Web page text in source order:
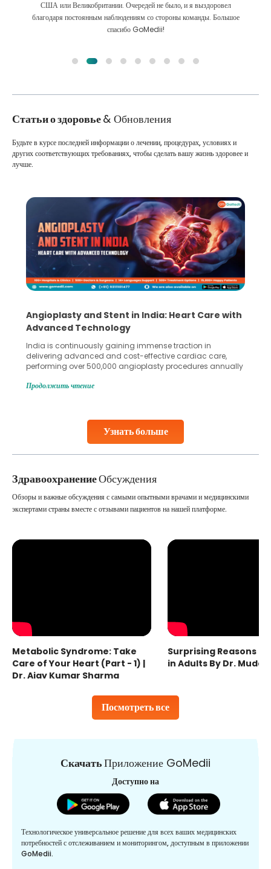
выздоровел
Большое
Мы сделали правильный выбор, выбрав GoMedii. Они
лечения сохраняют с нами большую связь
Статьи о здоровье& Обновления
Узнать больше
Будьте в курсе последней информации о лечении, процедурах, условиях и
других соответствующих требованиях, чтобы сделать вашу жизнь здоровее и
лучше.
Angioplasty and Stent in India: Heart Care with
Advanced Technology
India is continuously gaining immense traction in
delivering advanced and cost-effective cardiac care,
performing over 500,000 angioplasty procedures annually
globe are searching for treatments like angioplasty and
Studies, such as one published
Продолжить чтение
ЗдравоохранениеОбсуждения
Посмотреть все
Обзоры и важные обсуждения с самыми опытными врачами и медицинскими
экспертами страны вместе с отзывами пациентов на нашей платформе.
Metabolic Syndrome: Take
Care of Your Heart (Part - 1) |
Dr. Ajay Kumar Sharma
Surprising Reasons
in Adults By Dr.
СкачатьПриложение GoMedii
Доступно на
Технологическое универсальное решение для всех ваших медицинских
потребностей с отслеживанием и мониторингом, доступным в приложении
GoMedii.